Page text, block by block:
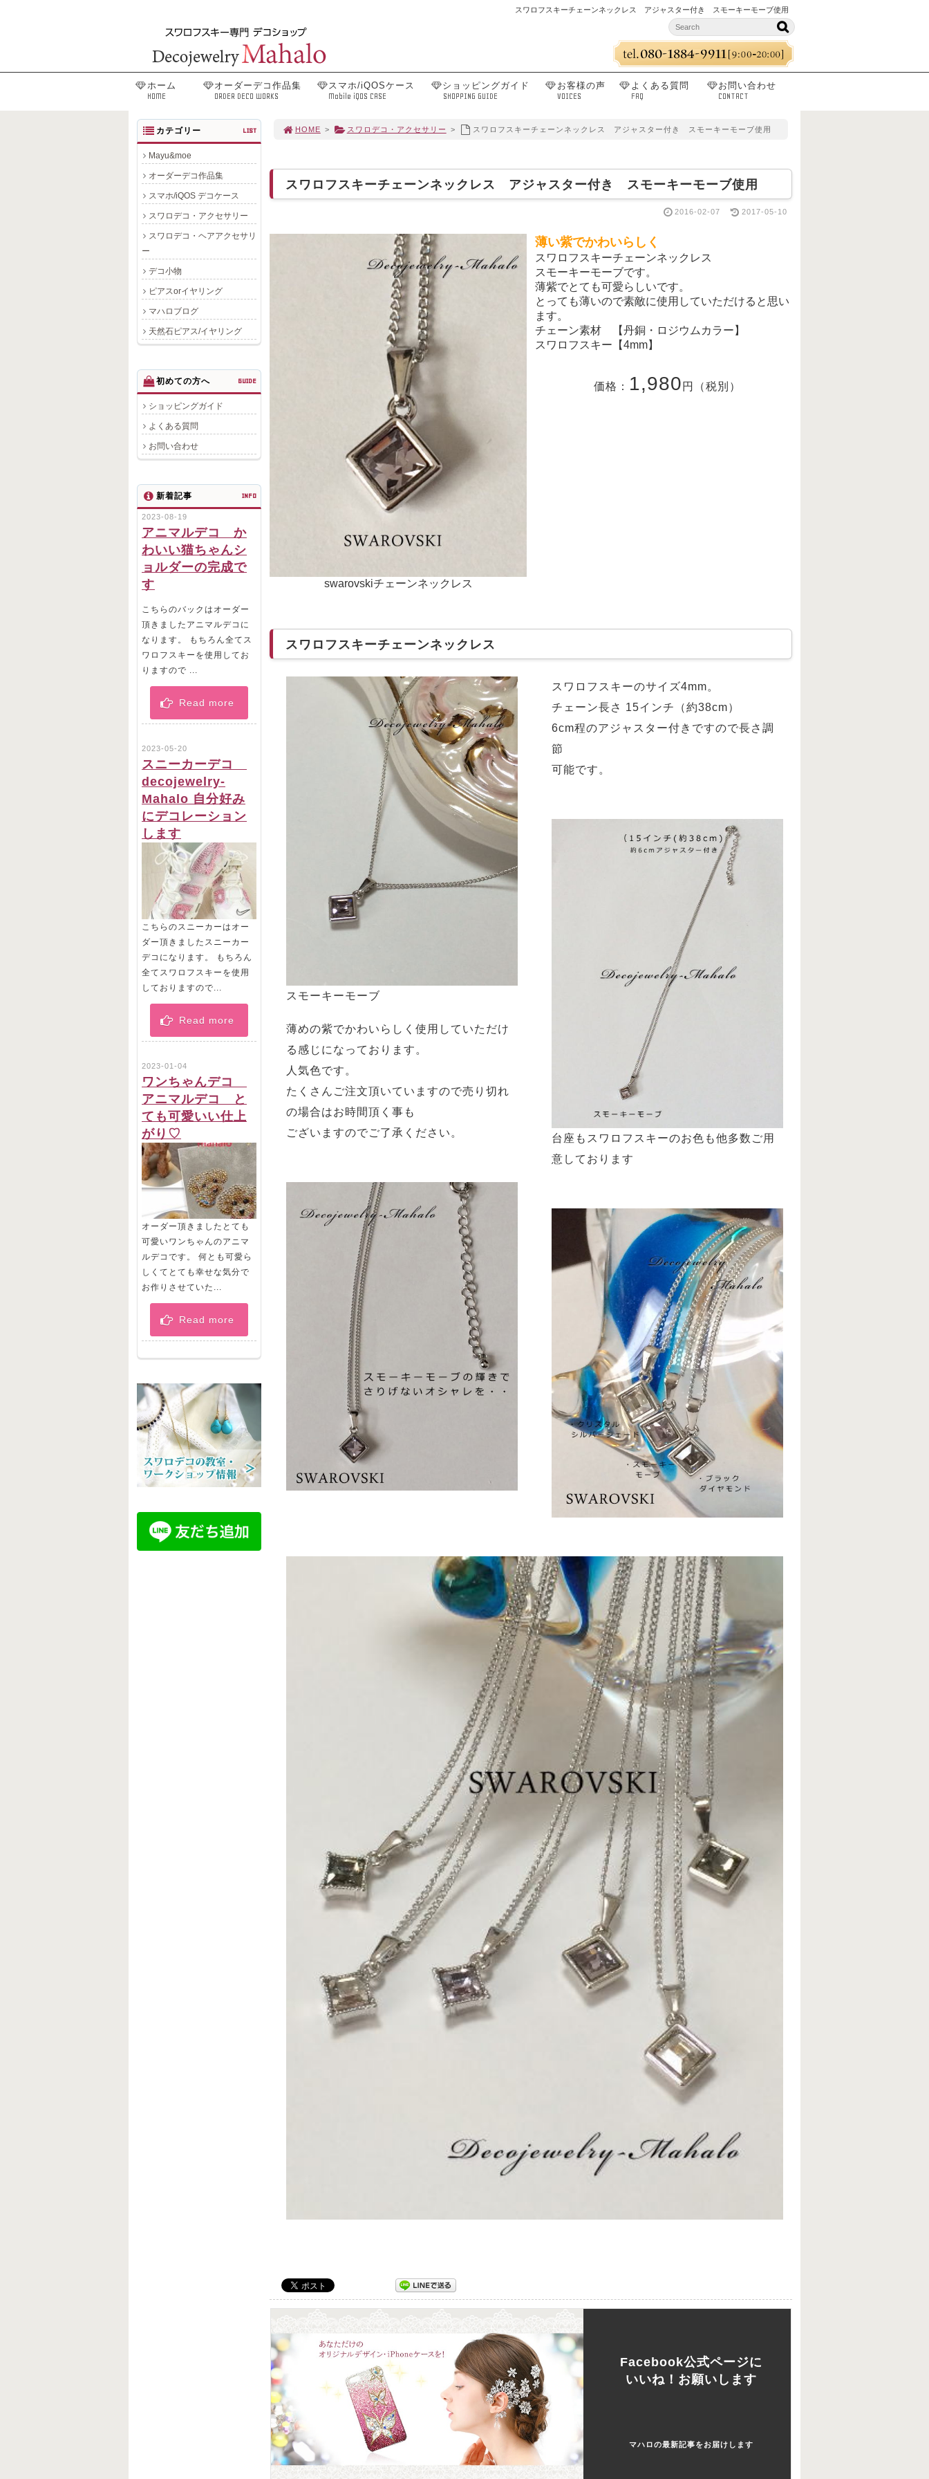
スワロフスキーチェーンネックレス アジャスター付き スモーキーモーブ使用
ホーム
HOME
オーダーデコ作品集
ORDER DECO WORKS
スマホ/iQOSケース
Mobile iQOS CASE
ショッピングガイド
SHOPPING GUIDE
お客様の声
VOICES
よくある質問
FAQ
お問い合わせ
CONTACT
HOME > スワロデコ・アクセサリー > スワロフスキーチェーンネックレス アジャスター付き スモーキーモーブ使用
スワロフスキーチェーンネックレス アジャスター付き スモーキーモーブ使用
2016-02-07 2017-05-10
swarovskiチェーンネックレス
薄い紫でかわいらしく
スワロフスキーチェーンネックレス
スモーキーモーブです。
薄紫でとても可愛らしいです。
とっても薄いので素敵に使用していただけると思い
ます。
チェーン素材 【丹銅・ロジウムカラー】
スワロフスキー【4mm】
価格： 1,980 円（税別）
スワロフスキーチェーンネックレス
スモーキーモーブ
薄めの紫でかわいらしく使用していただけ
る感じになっております。
人気色です。
たくさんご注文頂いていますので売り切れ
の場合はお時間頂く事も
ございますのでご了承ください。
スワロフスキーのサイズ4mm。
チェーン長さ 15インチ（約38cm）
6cm程のアジャスター付きですので長さ調
節
可能です。
台座もスワロフスキーのお色も他多数ご用
意しております
Facebook公式ページに
いいね！お願いします
マハロの最新記事をお届けします
カテゴリー LIST
Mayu&moe
オーダーデコ作品集
スマホ/iQOS デコケース
スワロデコ・アクセサリー
スワロデコ・ヘアアクセサリ
ー
デコ小物
ピアスorイヤリング
マハロブログ
天然石ピアス/イヤリング
初めての方へ GUIDE
ショッピングガイド
よくある質問
お問い合わせ
新着記事 INFO
2023-08-19
アニマルデコ か
わいい猫ちゃんシ
ョルダーの完成で
す
こちらのバックはオーダー
頂きましたアニマルデコに
なります。 もちろん全てス
ワロフスキーを使用してお
りますので ...
Read more
2023-05-20
スニーカーデコ
decojewelry-
Mahalo 自分好み
にデコレーション
します
こちらのスニーカーはオー
ダー頂きましたスニーカー
デコになります。 もちろん
全てスワロフスキーを使用
しておりますので...
Read more
2023-01-04
ワンちゃんデコ
アニマルデコ と
ても可愛いい仕上
がり♡
オーダー頂きましたとても
可愛いワンちゃんのアニマ
ルデコです。 何とも可愛ら
しくてとても幸せな気分で
お作りさせていた...
Read more